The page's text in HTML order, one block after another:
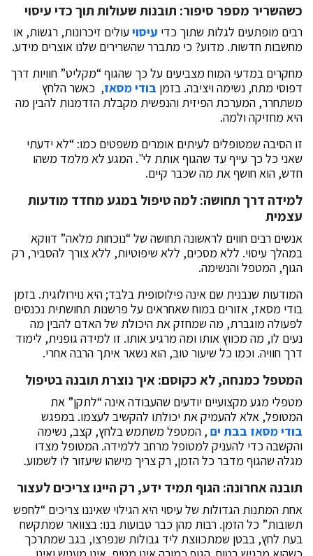
כשהשריר מספר סיפור: תובנות שעולות תוך כדי עיסוי
רבים מופתעים לגלות שתוך כדי עיסוי עולים זיכרונות, רגשות, או
מחשבות חדשות. מדוע? כי מתברר שהשרירים שלנו אוצרים מידע.
מחקרים במדעי המוח מצביעים על כך שהגוף “מקליט” חוויות דרך
דפוסי מתח, נשימה ויציבה. בזמן בודי מסאז, כאשר הלחץ
משתחרר, המערכת הפיזית והנפשית מקבלת הזדמנות להבין מה
היא מחזיקה ולמה.
זו הסיבה שמטופלים לעיתים אומרים משפטים כמו: “לא ידעתי
שאני כל כך עייף עד שהגוף אותת לי". המגע לא מלמד משהו
חדש, הוא חושף את מה שכבר קיים.
למידה דרך תחושה: למה טיפול במגע מחדד מודעות
עצמית
אנשים רבים חווים לראשונה תחושה של “נוכחות מלאה” דווקא
במהלך עיסוי. ללא מסכים, ללא שיפוטיות, ללא צורך להסביר, רק
הגוף, המטפל והנשימה.
המודעות שנבנית שם אינה פילוסופית בלבד; היא נוירולוגית. בזמן
בודי מסאז, אזורים במוח שאחראים על פרשנות תחושתית נכנסים
לפעולה מוגברת, מה שמחזק את היכולת של האדם להבין מה
נעים לו, מה מכווץ אותו ומה מרגיע אותו. זו למידה גופנית, לימוד
דרך חוויה. וכמו כל שיעור טוב, הוא נשאר איתך הרבה אחרי.
המטפל כמנחה, לא כקוסם: איך נוצרת תובנה בטיפול
מטפלי מגע מקצועיים יודעים שהעבודה אינה “לתקן” את
המטופל, אלא להעמיק את יכולתו להקשיב לעצמו. במפגש
בודי מסאז בבת ים , המטפל משתמש בלחץ, קצב, נשימה
והקשבה כדי להעניק למטופל מרחב ללמידה. המטופל מצדו
מגלה שהגוף מדבר כל הזמן, רק צריך מישהו שיעזור לו לשמוע.
תובנה אחרונה: הגוף תמיד ידע, רק היינו צריכים לעצור
אחת המתנות הגדולות של עיסוי היא הגילוי שאיננו צריכים “לחפש
תשובות” כל הזמן. רבות מהן כבר טבועות בנו: בצוואר שמתקשח
בעת לחץ, בבטן שמתכווצת ליד גבולות שנפרצו, בגב שמתרכך